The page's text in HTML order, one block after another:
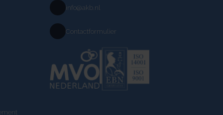
info@akb.nl
Contactformulier